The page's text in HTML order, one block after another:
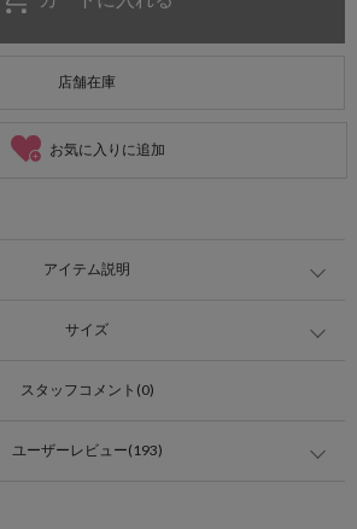
店舗在庫
お気に入りに追加
アイテム説明
サイズ
スタッフコメント(0)
ユーザーレビュー(193)